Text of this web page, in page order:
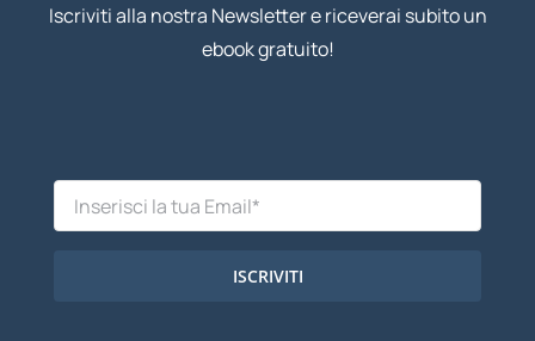
Iscriviti alla nostra Newsletter e riceverai subito un
ebook gratuito!
ISCRIVITI